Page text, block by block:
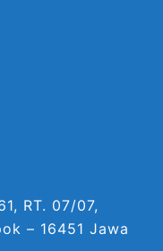
RT. 07/07,
– 16451 Jawa